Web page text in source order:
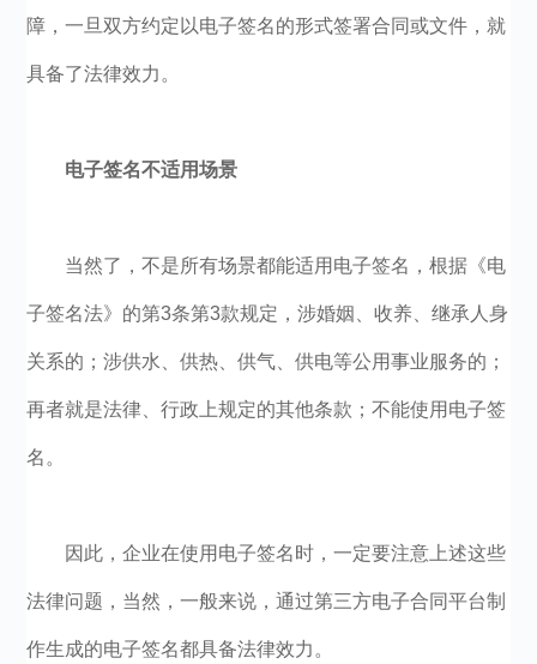
障，一旦双方约定以电子签名的形式签署合同或文件，就
具备了法律效力。
电子签名不适用场景
当然了，不是所有场景都能适用电子签名，根据《电
子签名法》的第3条第3款规定，涉婚姻、收养、继承人身
关系的；涉供水、供热、供气、供电等公用事业服务的；
再者就是法律、行政上规定的其他条款；不能使用电子签
名。
因此，企业在使用电子签名时，一定要注意上述这些
法律问题，当然，一般来说，通过第三方电子合同平台制
作生成的电子签名都具备法律效力。